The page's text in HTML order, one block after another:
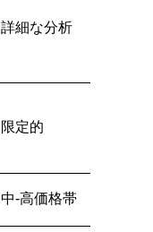
詳細な分析
限定的
中-高価格帯